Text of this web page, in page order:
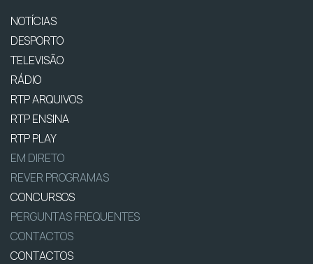
NOTÍCIAS
DESPORTO
TELEVISÃO
RÁDIO
RTP ARQUIVOS
RTP ENSINA
RTP PLAY
EM DIRETO
REVER PROGRAMAS
CONCURSOS
PERGUNTAS FREQUENTES
CONTACTOS
CONTACTOS